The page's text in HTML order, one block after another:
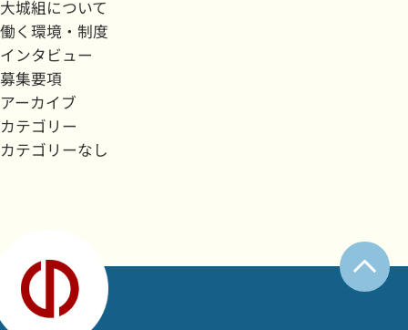
大城組について
働く環境・制度
インタビュー
募集要項
アーカイブ
カテゴリー
カテゴリーなし